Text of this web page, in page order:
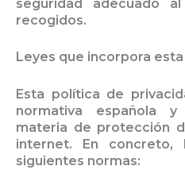
seguridad adecuado
recogidos.
Leyes que incorpora
Esta política de
normativa española
materia de protección
internet. En concreto,
siguientes normas: